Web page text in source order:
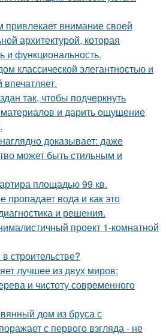
привлекает внимание своей
архитектурой, которая
и функциональность.
классической элегантностью и
так, чтобы подчеркнуть
материалов и дарить ощущение
доказывает: даже
может быть стильным и
площадью 99 кв.
пропадает вода и как это
и решения.
проект 1-комнатной
строительстве?
лучшее из двух миров:
и чистоту современного
дом из бруса с
с первого взгляда - не